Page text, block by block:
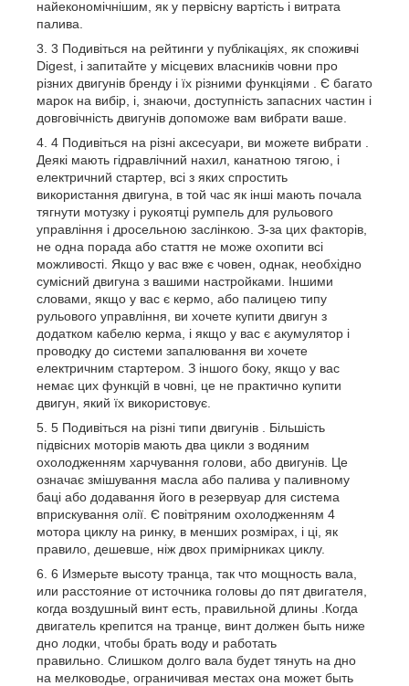
найекономічнішим, як у первісну вартість і витрата
палива.
3 Подивіться на рейтинги у публікаціях, як споживчі
Digest, і запитайте у місцевих власників човни про
різних двигунів бренду і їх різними функціями . Є багато
марок на вибір, і, знаючи, доступність запасних частин і
довговічність двигунів допоможе вам вибрати ваше.
4 Подивіться на різні аксесуари, ви можете вибрати .
Деякі мають гідравлічний нахил, канатною тягою, і
електричний стартер, всі з яких спростить
використання двигуна, в той час як інші мають почала
тягнути мотузку і рукоятці румпель для рульового
управління і дросельною заслінкою. З-за цих факторів,
не одна порада або стаття не може охопити всі
можливості. Якщо у вас вже є човен, однак, необхідно
сумісний двигуна з вашими настройками. Іншими
словами, якщо у вас є кермо, або палицею типу
рульового управління, ви хочете купити двигун з
додатком кабелю керма, і якщо у вас є акумулятор і
проводку до системи запалювання ви хочете
електричним стартером. З іншого боку, якщо у вас
немає цих функцій в човні, це не практично купити
двигун, який їх використовує.
5 Подивіться на різні типи двигунів . Більшість
підвісних моторів мають два цикли з водяним
охолодженням харчування голови, або двигунів. Це
означає змішування масла або палива у паливному
баці або додавання його в резервуар для система
вприскування олії. Є повітряним охолодженням 4
мотора циклу на ринку, в менших розмірах, і ці, як
правило, дешевше, ніж двох примірниках циклу.
6 Измерьте высоту транца, так что мощность вала,
или расстояние от источника головы до пят двигателя,
когда воздушный винт есть, правильной длины .Когда
двигатель крепится на транце, винт должен быть ниже
дно лодки, чтобы брать воду и работать
правильно. Слишком долго вала будет тянуть на дно
на мелководье, ограничивая местах она может быть